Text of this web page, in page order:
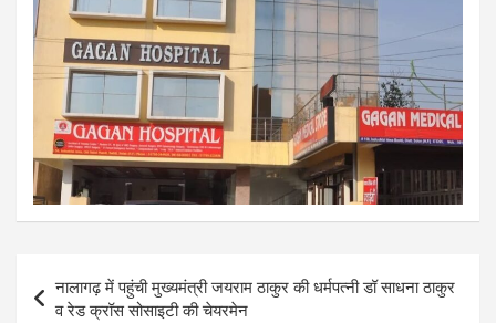
navigation
नालागढ़ में पहुंची मुख्यमंत्री जयराम ठाकुर की धर्मपत्नी डॉ साधना ठाकुर
व रेड क्रॉस सोसाइटी की चेयरमेन